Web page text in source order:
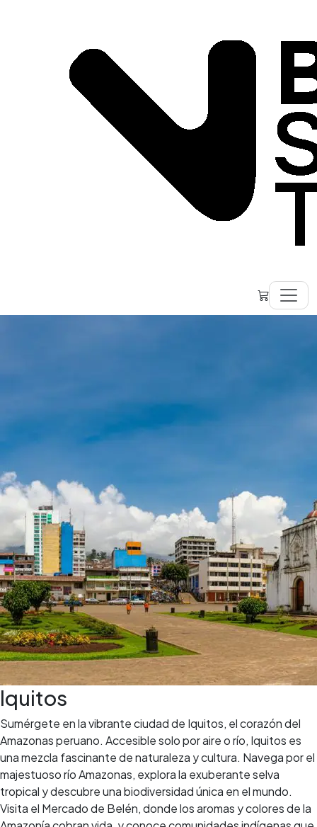
Iquitos
Sumérgete en la vibrante ciudad de Iquitos, el corazón del
Amazonas peruano. Accesible solo por aire o río, Iquitos es
una mezcla fascinante de naturaleza y cultura. Navega por el
majestuoso río Amazonas, explora la exuberante selva
tropical y descubre una biodiversidad única en el mundo.
Visita el Mercado de Belén, donde los aromas y colores de la